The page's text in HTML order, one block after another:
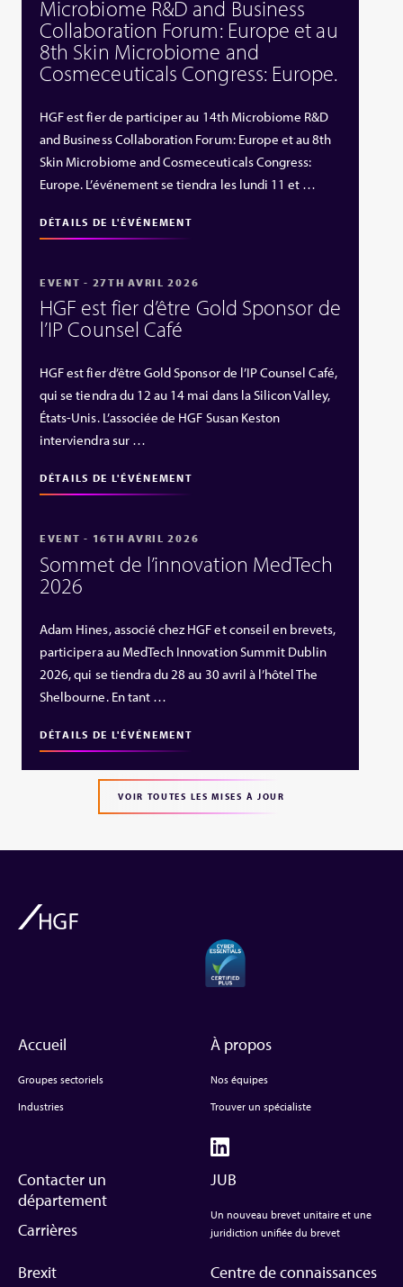
Microbiome R&D and Business
Collaboration Forum: Europe et au
8th Skin Microbiome and
Cosmeceuticals Congress: Europe.
HGF est fier de participer au 14th Microbiome R&D
and Business Collaboration Forum: Europe et au 8th
Skin Microbiome and Cosmeceuticals Congress:
Europe. L’événement se tiendra les lundi 11 et …
DÉTAILS DE L'ÉVÉNEMENT
EVENT - 27TH AVRIL 2026
HGF est fier d’être Gold Sponsor de
l’IP Counsel Café
HGF est fier d’être Gold Sponsor de l’IP Counsel Café,
qui se tiendra du 12 au 14 mai dans la Silicon Valley,
États‑Unis. L’associée de HGF Susan Keston
interviendra sur …
DÉTAILS DE L'ÉVÉNEMENT
EVENT - 16TH AVRIL 2026
Sommet de l’innovation MedTech
2026
Adam Hines, associé chez HGF et conseil en brevets,
participera au MedTech Innovation Summit Dublin
2026, qui se tiendra du 28 au 30 avril à l’hôtel The
Shelbourne. En tant …
DÉTAILS DE L'ÉVÉNEMENT
VOIR TOUTES LES MISES À JOUR
Accueil
Groupes sectoriels
Industries
À propos
Nos équipes
Trouver un spécialiste
Contacter un
département
Carrières
JUB
Un nouveau brevet unitaire et une
juridiction unifiée du brevet
Brexit Centre de connaissances